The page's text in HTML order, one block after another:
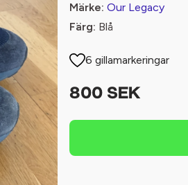
Märke: Our Legacy
Färg: Blå
6 gillamarkeringar
800 SEK